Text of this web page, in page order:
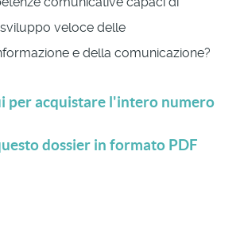
veloce delle
e della comunicazione?
per acquistare l'intero numero
dossier in formato PDF